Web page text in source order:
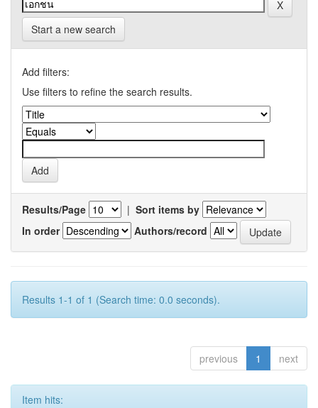
Start a new search
Add filters:
Use filters to refine the search results.
Results/Page | Sort items by
In order
Authors/record
Results 1-1 of 1 (Search time: 0.0 seconds).
previous 1 next
Item hits: